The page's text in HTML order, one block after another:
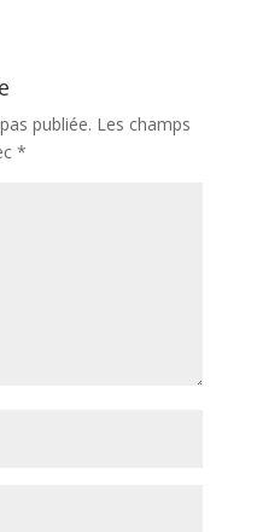
publiée. Les champs
*